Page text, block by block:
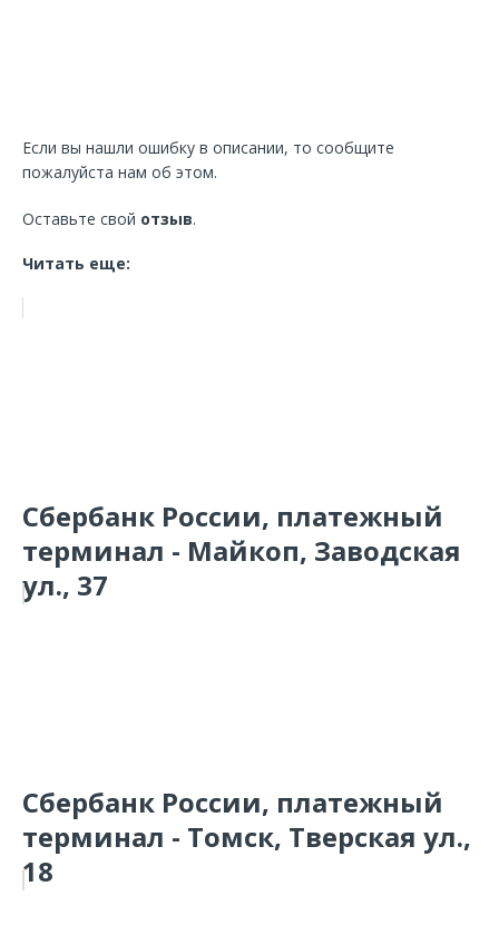
Если вы нашли ошибку в описании, то сообщите
пожалуйста нам об этом.
Оставьте свой отзыв.
Читать еще:
Сбербанк России, платежный
терминал - Майкоп, Заводская
ул., 37
Сбербанк России, платежный
терминал - Томск, Тверская ул.,
18